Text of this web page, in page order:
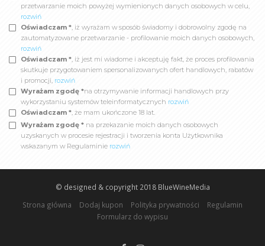
przetwarzanie moich powyżej wymienionych danych osobowych w celu,
rozwiń
Oświadczam *, iż wyrażam w sposób świadomy i dobrowolny zgodę na
zautomatyzowane przetwarzanie - profilowanie moich danych osobowych,
rozwiń
Oświadczam *, iż jest mi wiadome i akceptuję fakt, że proces profilowania
skutkuje przygotowaniem spersonalizowanych ofert handlowych, rabatów
i promocji, rozwiń
Wyrażam zgodę *na otrzymywanie informacji handlowych przy
wykorzystaniu systemów teleinformatycznych rozwiń
Oświadczam *, że mam ukończone 18 lat.
Wyrażam zgodę * na przekazanie moich danych osobowych
uzyskanych w procesie rejestracji i tworzenia konta Użytkownika
wskazanym w Regulaminie rozwiń
© designed & copyright 2018 BlueWineMedia
Strona główna
Dodaj kupon Polityka prywatności
Regulamin
Formularz do wypisu